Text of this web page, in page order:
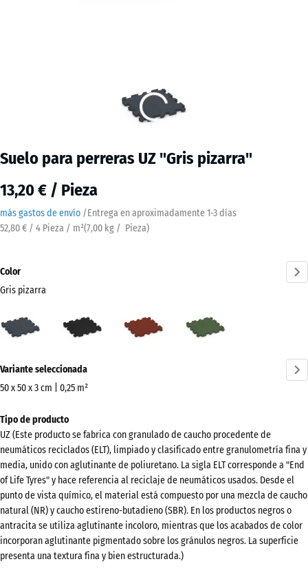
Suelo para perreras UZ "Gris pizarra"
13,20 € / Pieza
más gastos de envío /Entrega en aproximadamente1-3 días
52,80 € / 4 Pieza / m²(7,00 kg / Pieza)
Color
Gris pizarra
pizarra
ladrillo
información
sobre
colores?
Mostrar
paleta
de
colores
Gris
pizarra(active)
Variante seleccionada
50 x 50 x 3 cm | 0,25 m²
Dimensiones
para
el
envío
540
x
540
x
30
mm
Tipo de producto
UZ (Este producto se fabrica con granulado de caucho procedente de
neumáticos reciclados (ELT), limpiado y clasificado entre granulometría fina y
media, unido con aglutinante de poliuretano. La sigla ELT corresponde a "End
of Life Tyres" y hace referencia al reciclaje de neumáticos usados. Desde el
punto de vista químico, el material está compuesto por una mezcla de caucho
natural (NR) y caucho estireno-butadieno (SBR). En los productos negros o
antracita se utiliza aglutinante incoloro, mientras que los acabados de color
incorporan aglutinante pigmentado sobre los gránulos negros. La superficie
presenta una textura fina y bien estructurada.)